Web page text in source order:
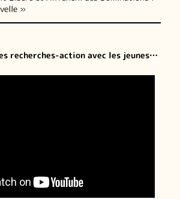
»
recherches-action avec les jeunes…